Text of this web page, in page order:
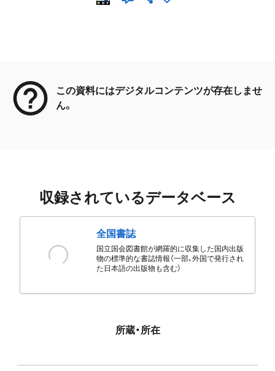
この資料にはデジタルコンテンツが存在しませ
ん。
収録されているデータベース
全国書誌
国立国会図書館が網羅的に収集した国内出版
物の標準的な書誌情報（一部、外国で発行され
た日本語の出版物も含む）
所蔵・所在